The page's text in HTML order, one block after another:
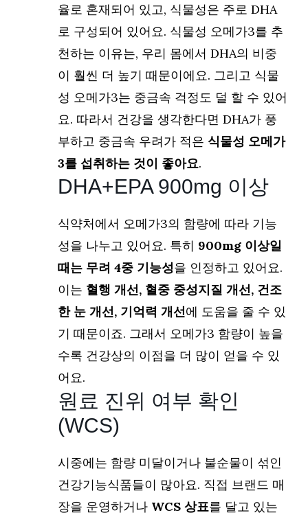
율로 혼재되어 있고, 식물성은 주로 DHA
로 구성되어 있어요. 식물성 오메가3를 추
천하는 이유는, 우리 몸에서 DHA의 비중
이 훨씬 더 높기 때문이에요. 그리고 식물
성 오메가3는 중금속 걱정도 덜 할 수 있어
요. 따라서 건강을 생각한다면 DHA가 풍
부하고 중금속 우려가 적은 식물성 오메가
3를 섭취하는 것이 좋아요.
DHA+EPA 900mg 이상
식약처에서 오메가3의 함량에 따라 기능
성을 나누고 있어요. 특히 900mg 이상일
때는 무려 4중 기능성을 인정하고 있어요.
이는 혈행 개선, 혈중 중성지질 개선, 건조
한 눈 개선, 기억력 개선에 도움을 줄 수 있
기 때문이죠. 그래서 오메가3 함량이 높을
수록 건강상의 이점을 더 많이 얻을 수 있
어요.
원료 진위 여부 확인
(WCS)
시중에는 함량 미달이거나 불순물이 섞인
건강기능식품들이 많아요. 직접 브랜드 매
장을 운영하거나 WCS 상표를 달고 있는